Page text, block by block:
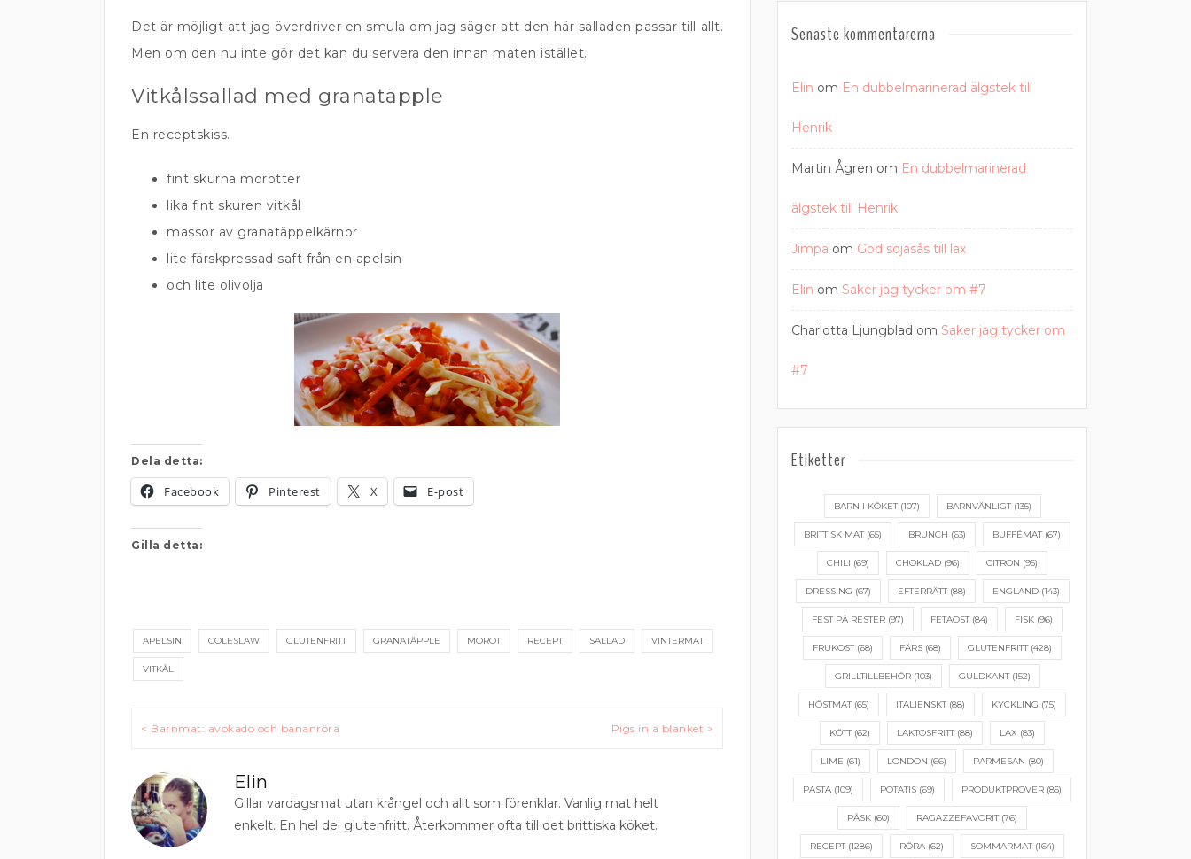
Det är möjligt att jag överdriver en smula om jag säger att den här salladen passar till allt.
Men om den nu inte gör det kan du servera den innan maten istället.
Vitkålssallad med granatäpple
En receptskiss.
fint skurna morötter
lika fint skuren vitkål
massor av granatäppelkärnor
lite färskpressad saft från en apelsin
och lite olivolja
Dela detta:
Facebook Pinterest X E-post
Gilla detta:
APELSIN COLESLAW GLUTENFRITT GRANATÄPPLE MOROT RECEPT SALLAD VINTERMAT
VITKÅL
Inläggsnavigering
< Barnmat: avokado och bananröra Pigs in a blanket >
Elin
Gillar vardagsmat utan krångel och allt som förenklar. Vanlig mat helt
enkelt. En hel del glutenfritt. Återkommer ofta till det brittiska köket.
Senaste kommentarerna
Elin om En dubbelmarinerad älgstek till
Henrik
Martin Ågren om En dubbelmarinerad
älgstek till Henrik
Jimpa om God sojasås till lax
Elin om Saker jag tycker om #7
Charlotta Ljungblad om Saker jag tycker om
#7
Etiketter
BARN I KÖKET(107) BARNVÄNLIGT(135)
BRITTISK MAT(65) BRUNCH (63) BUFFÉMAT(67)
CHILI (69) CHOKLAD (96) CITRON (95)
DRESSING (67) EFTERRÄTT(88) ENGLAND(143)
FEST PÅ RESTER (97) FETAOST(84) FISK (96)
FRUKOST(68) FÄRS (68) GLUTENFRITT(428)
GRILLTILLBEHÖR(103) GULDKANT(152)
HÖSTMAT(65) ITALIENSKT(88) KYCKLING (75)
KÖTT(62) LAKTOSFRITT(88) LAX (83)
LIME (61) LONDON (66) PARMESAN (80)
PASTA (109) POTATIS (69) PRODUKTPROVER (85)
PÅSK (60) RAGAZZEFAVORIT(76)
RECEPT(1286) RÖRA (62) SOMMARMAT(164)